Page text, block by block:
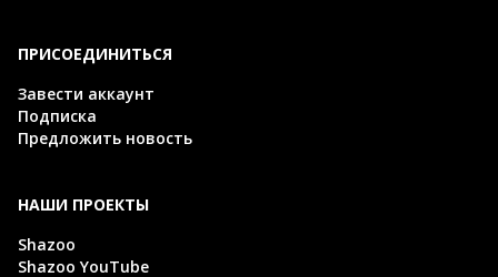
ПРИСОЕДИНИТЬСЯ
Завести аккаунт
Подписка
Предложить новость
НАШИ ПРОЕКТЫ
Shazoo
Shazoo YouTube